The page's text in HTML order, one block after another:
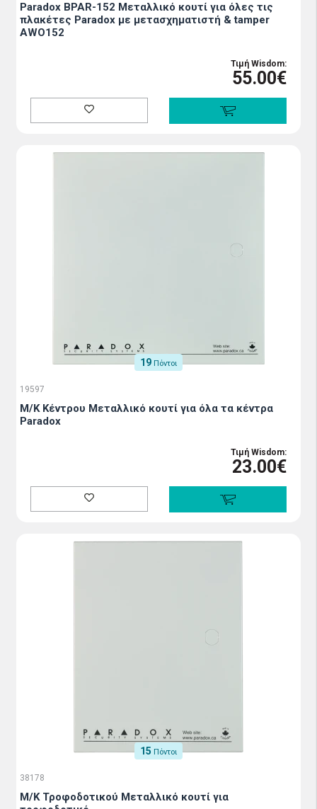
Paradox BPAR-152 Μεταλλικό κουτί για όλες τις
πλακέτες Paradox με μετασχηματιστή & tamper
AWO152
Τιμή Wisdom:
55.00€
19 Πόντοι
19597
M/K Κέντρου Μεταλλικό κουτί για όλα τα κέντρα
Paradox
Τιμή Wisdom:
23.00€
15 Πόντοι
38178
M/K Τροφοδοτικού Μεταλλικό κουτί για